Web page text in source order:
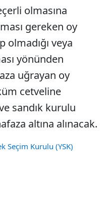
olmasına
gereken oy
olmadığı veya
yönünden
uğrayan oy
cetveline
sandık kurulu
altına alınacak.
Seçim Kurulu (YSK)